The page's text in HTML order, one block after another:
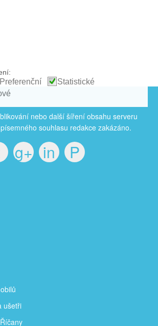
nebo další šíření obsahu serveru
souhlasu redakce zakázáno.
g+ in P
ušetři
Preferenční
Statistické